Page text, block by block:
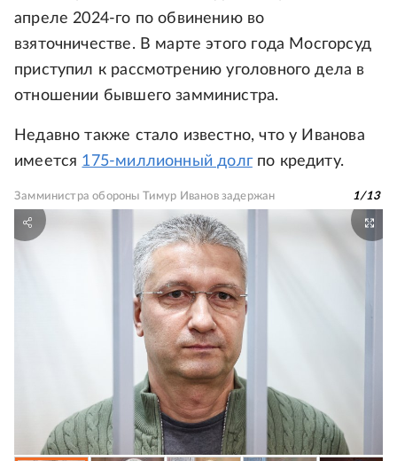
апреле 2024-го по обвинению во
взяточничестве. В марте этого года Мосгорсуд
приступил к рассмотрению уголовного дела в
отношении бывшего замминистра.
Недавно также стало известно, что у Иванова
имеется 175-миллионный долгпо кредиту.
Замминистра обороны Тимур Иванов задержан 1/13